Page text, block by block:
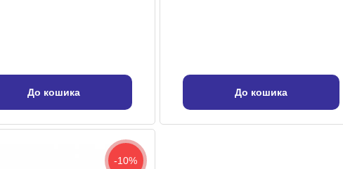
До кошика До кошика
-10%